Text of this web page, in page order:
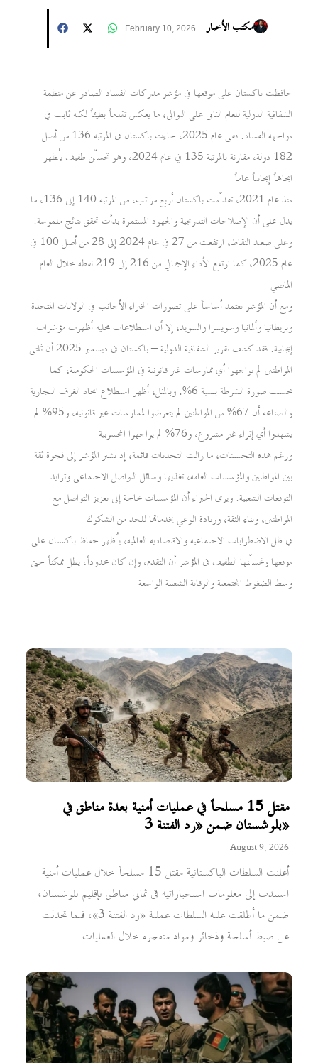
مقتل 15 مسلحاً في عمليات أمنية بعدة مناطق في
بلوشستان ضمن «رد الفتنة 3»
August 9, 2026
أعلنت السلطات الباكستانية مقتل 15 مسلحاً خلال عمليات أمنية
استندت إلى معلومات استخباراتية في ثماني مناطق بإقليم بلوشستان،
ضمن ما أطلقت عليه السلطات عملية «رد الفتنة 3»، فيما تحدثت
عن ضبط أسلحة وذخائر ومواد متفجرة خلال العمليات
مكتب الأخبار February 10, 2026
حافظت باكستان على موقعها في مؤشر مدركات الفساد الصادر عن منظمة
الشفافية الدولية للعام الثاني على التوالي، ما يعكس تقدماً بطيئاً لكنه ثابت في
مواجهة الفساد. ففي عام 2025، جاءت باكستان في المرتبة 136 من أصل
182 دولة، مقارنة بالمرتبة 135 في عام 2024، وهو تحسّن طفيف يُظهر
اتجاهاً إيجابياً عاماً
منذ عام 2021، تقدّمت باكستان أربع مراتب، من المرتبة 140 إلى 136، ما
يدل على أن الإصلاحات التدريجية والجهود المستمرة بدأت تحقق نتائج ملموسة.
وعلى صعيد النقاط، ارتفعت من 27 في عام 2024 إلى 28 من أصل 100 في
عام 2025، كما ارتفع الأداء الإجمالي من 216 إلى 219 نقطة خلال العام
الماضي
ومع أن المؤشر يعتمد أساساً على تصورات الخبراء الأجانب في الولايات المتحدة
وبريطانيا وألمانيا وسويسرا والسويد، إلا أن استطلاعات محلية أظهرت مؤشرات
إيجابية. فقد كشف تقرير الشفافية الدولية – باكستان في ديسمبر 2025 أن ثلثي
المواطنين لم يواجهوا أي ممارسات غير قانونية في المؤسسات الحكومية، كما
تحسنت صورة الشرطة بنسبة 6%. وبالمثل، أظهر استطلاع اتحاد الغرف التجارية
والصناعة أن 67% من المواطنين لم يتعرضوا لممارسات غير قانونية، و95% لم
يشهدوا أي إثراء غير مشروع، و76% لم يواجهوا المحسوبية
ورغم هذه التحسينات، ما زالت التحديات قائمة، إذ يشير المؤشر إلى فجوة ثقة
بين المواطنين والمؤسسات العامة، تغذيها وسائل التواصل الاجتماعي وتزايد
التوقعات الشعبية. ويرى الخبراء أن المؤسسات بحاجة إلى تعزيز التواصل مع
المواطنين، وبناء الثقة، وزيادة الوعي بخدماتها للحد من الشكوك
في ظل الاضطرابات الاجتماعية والاقتصادية العالمية، يُظهر حفاظ باكستان على
موقعها وتحسّنها الطفيف في المؤشر أن التقدم، وإن كان محدوداً، يظل ممكناً حتى
وسط الضغوط المجتمعية والرقابة الشعبية الواسعة